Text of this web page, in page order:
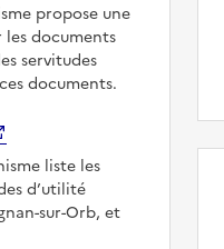
propose une
les documents
servitudes
documents.
liste les
d’utilité
sur-Orb, et